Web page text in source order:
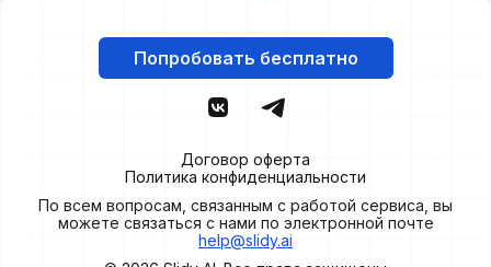
Попробовать бесплатно
Договор оферта
Политика конфиденциальности
По всем вопросам, связанным с работой сервиса, вы
можете связаться с нами по электронной почте
help@slidy.ai